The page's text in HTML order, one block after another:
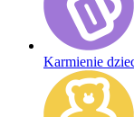
Karmienie